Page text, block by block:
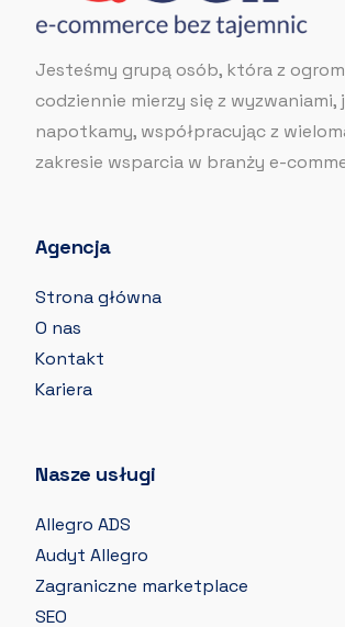
Jesteśmy grupą osób, która z
codziennie mierzy się z wyzwaniami,
napotkamy, współpracując z
zakresie wsparcia w branży e-
Agencja
Strona główna
O nas
Kontakt
Kariera
Nasze usługi
Allegro ADS
Audyt Allegro
Zagraniczne marketplace
SEO